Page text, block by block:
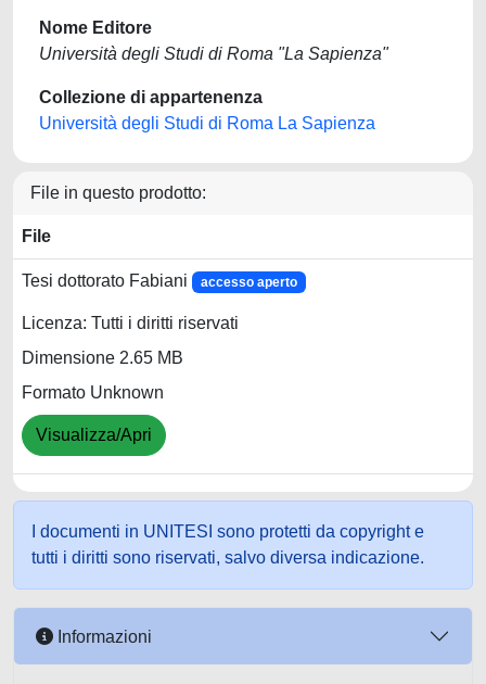
Nome Editore
Università degli Studi di Roma "La Sapienza"
Collezione di appartenenza
Università degli Studi di Roma La Sapienza
File in questo prodotto:
File
Tesi dottorato Fabiani accesso aperto
Licenza: Tutti i diritti riservati
Dimensione 2.65 MB
Formato Unknown
Visualizza/Apri
I documenti in UNITESI sono protetti da copyright e
tutti i diritti sono riservati, salvo diversa indicazione.
Informazioni